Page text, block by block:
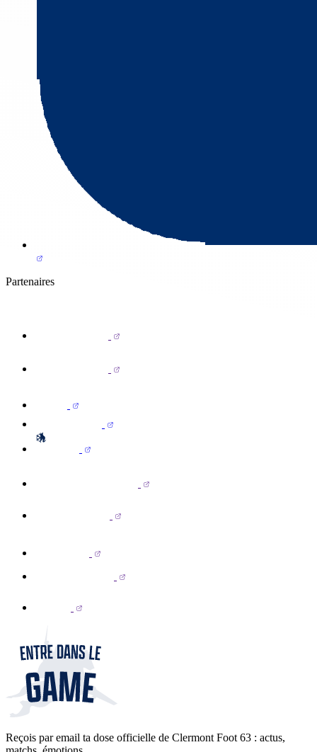
Partenaires
Reçois par email ta dose officielle de Clermont Foot 63 : actus,